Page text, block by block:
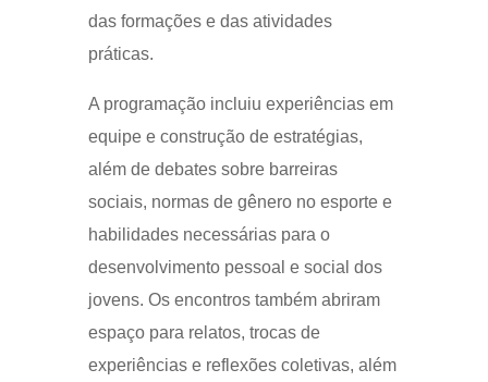
das formações e das atividades
práticas.
A programação incluiu experiências em
equipe e construção de estratégias,
além de debates sobre barreiras
sociais, normas de gênero no esporte e
habilidades necessárias para o
desenvolvimento pessoal e social dos
jovens. Os encontros também abriram
espaço para relatos, trocas de
experiências e reflexões coletivas, além